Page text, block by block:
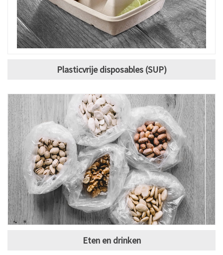
Plasticvrije disposables (SUP)
Eten en drinken